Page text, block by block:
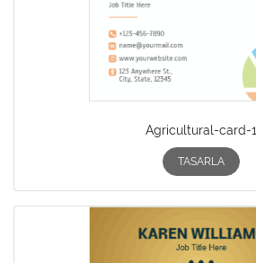
Agricultural-card-1
TASARLA